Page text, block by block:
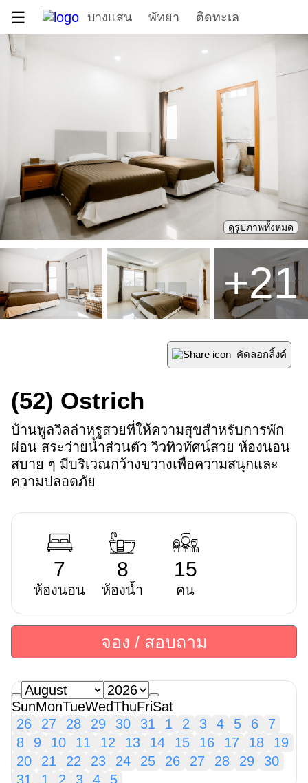
☰ บางแสน พัทยา ติดทะเล
ดูรูปภาพทั้งหมด
+21
(52) Ostrich
คัดลอกลิ้งค์
บ้านพูลวิลล่าหรูสวยที่ให้ความสุขสำหรับการพัก
ผ่อน สระว่ายน้ำส่วนตัว วิวทิวทัศน์สวย ห้องนอน
สบาย ๆ มีบริเวณกว้างขวางเพื่อความสนุกและ
ความปลอดภัย
7
ห้องนอน
8
ห้องน้ำ
15
คน
จอง / สอบถาม
SunMonTueWedThuFriSat
26
27 28 29 30 31 1 2 3 4 5 6
7
8
9 10 11 12 13 14 15 16 17 18
19
20
21 22 23 24 25 26 27 28 29
30
31
1 2 3 4 5